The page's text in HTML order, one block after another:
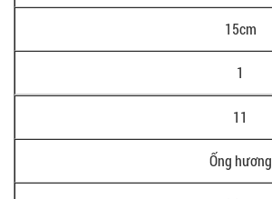
15cm
1
11
Ống hương